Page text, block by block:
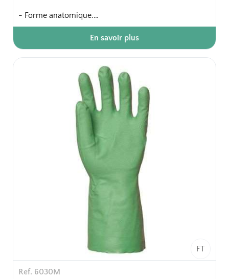
- Forme anatomique.
- Finition intérieure : floqué coton.
- Finition extérieure : paume et doigts anti-dérapants.
- Finition bord : coupe droite.
Confort intérieur, souplesse et élasticité.
Sachet de 10 paires
100 paires / carton soit 10 sachets / carton
En savoir plus
FT
Ref. 6030M